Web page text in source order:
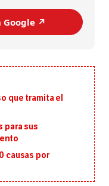
Google ↗️
que tramita el
para sus
causas por